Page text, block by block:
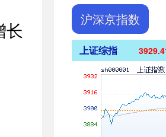
长
沪深京指数
上证综指